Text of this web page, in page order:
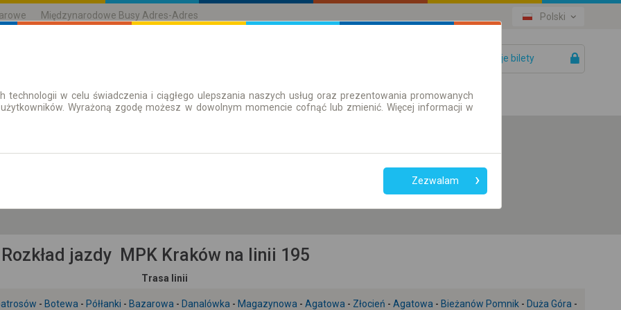
Międzynarodowe Busy Adres-Adres Polski
Twoje bilety
| Bilety Bilety okresowe
przesiadek
Tylko bilet online
Rozkład jazdy MPK Kraków na linii 195
Trasa linii
- Botewa - Półłanki - Bazarowa - Danalówka - Magazynowa - Agatowa - Złocień - Agatowa - Bieżanów Pomnik - Duża Góra -
technologii w celu świadczenia i ciągłego ulepszania naszych usług oraz prezentowania promowanych
Wyrażoną zgodę możesz w dowolnym momencie cofnąć lub zmienić. Więcej informacji w
Zezwalam